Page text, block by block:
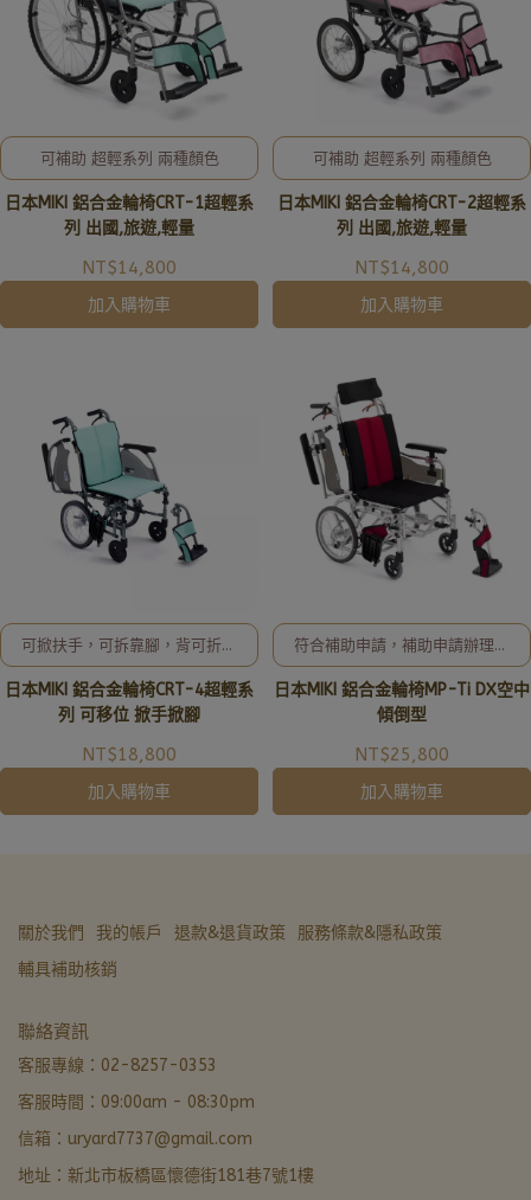
可補助 超輕系列 兩種顏色
日本MIKI 鋁合金輪椅CRT-1超輕系
列 出國,旅遊,輕量
NT$14,800
加入購物車
可補助 超輕系列 兩種顏色
日本MIKI 鋁合金輪椅CRT-2超輕系
列 出國,旅遊,輕量
NT$14,800
加入購物車
可掀扶手，可拆靠腳，背可折鋁
合金輪椅
日本MIKI 鋁合金輪椅CRT-4超輕系
列 可移位 掀手掀腳
NT$18,800
加入購物車
符合補助申請，補助申請辦理及
相關事宜、歡迎洽詢02-8257-
0353或加入亞德官方LINE ID:
@uryard，謝謝。
日本MIKI 鋁合金輪椅MP-Ti DX空中
傾倒型
NT$25,800
加入購物車
關於我們 我的帳戶 退款&退貨政策
服務條款&隱私政策
輔具補助核銷
聯絡資訊
客服專線：02-8257-0353
客服時間：09:00am - 08:30pm
信箱：uryard7737@gmail.com
地址：新北市板橋區懷德街181巷7號1樓
最快回覆